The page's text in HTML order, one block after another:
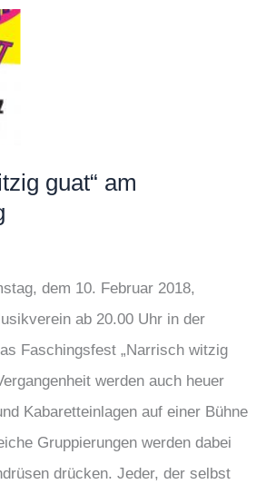
guat“ am
dem 10. Februar 2018,
ab 20.00 Uhr in der
Faschingsfest „Narrisch witzig
werden auch heuer
Kabaretteinlagen auf einer Bühne
Gruppierungen werden dabei
drücken. Jeder, der selbst